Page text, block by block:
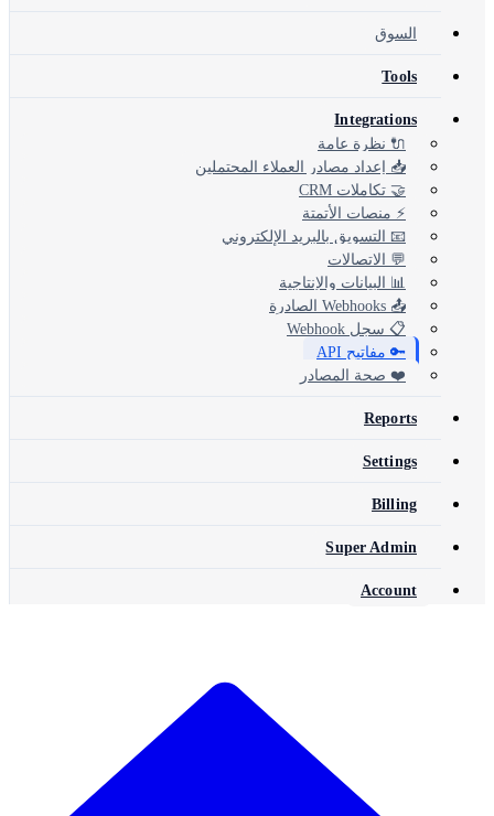
السوق
Tools
Integrations
🔌 نظرة عامة
📥 إعداد مصادر العملاء المحتملين
🤝 تكاملات CRM
⚡ منصات الأتمتة
📧 التسويق بالبريد الإلكتروني
💬 الاتصالات
📊 البيانات والإنتاجية
📤 Webhooks الصادرة
📋 سجل Webhook
🔑 مفاتيح API
❤️ صحة المصادر
Reports
Settings
Billing
Super Admin
Account